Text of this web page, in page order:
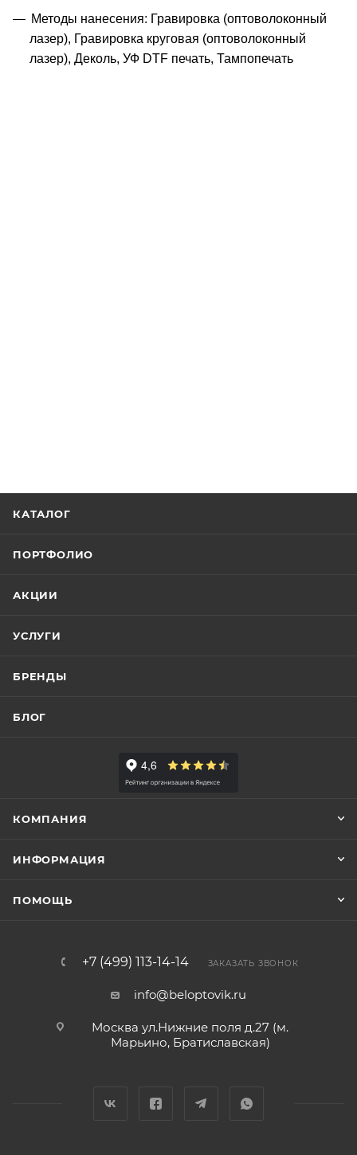
Методы нанесения: Гравировка (оптоволоконный
лазер), Гравировка круговая (оптоволоконный
лазер), Деколь, УФ DTF печать, Тампопечать
КАТАЛОГ
ПОРТФОЛИО
АКЦИИ
УСЛУГИ
БРЕНДЫ
БЛОГ
КОМПАНИЯ
ИНФОРМАЦИЯ
ПОМОЩЬ
+7 (499) 113-14-14 ЗАКАЗАТЬ ЗВОНОК
info@beloptovik.ru
Москва ул.Нижние поля д.27 (м.
Марьино, Братиславская)